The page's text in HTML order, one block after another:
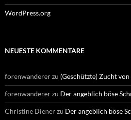
WordPress.org
NEUESTE KOMMENTARE
forenwandererzu (Geschützte) Zucht
forenwandererzu Der angeblich böse
Christine Dienerzu Der angeblich böse